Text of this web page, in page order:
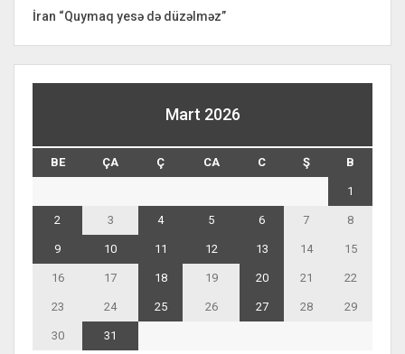
İran “Quymaq yesə də düzəlməz”
Mart 2026
BE ÇA Ç CA C Ş B
1
2 3 4 5 6 7 8
9 10 11 12 13 14 15
16 17 18 19 20 21 22
23 24 25 26 27 28 29
30
31